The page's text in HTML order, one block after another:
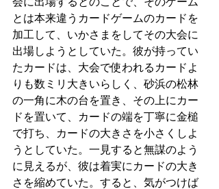
とは本来違うカードゲームのカードを
加工して、いかさまをしてその大会に
出場しようとしていた。彼が持ってい
たカードは、大会で使われるカードよ
りも数ミリ大きいらしく、砂浜の松林
の一角に木の台を置き、その上にカー
ドを置いて、カードの端を丁寧に金槌
で打ち、カードの大きさを小さくしよ
うとしていた。一見すると無謀のよう
に見えるが、彼は着実にカードの大き
さを縮めていた。すると、気がつけば